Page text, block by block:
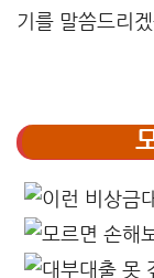
기를 말씀드리겠